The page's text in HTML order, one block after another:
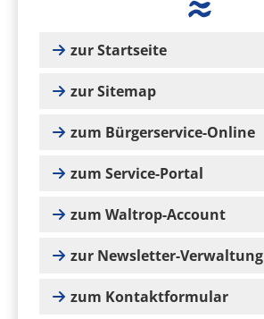
zur Startseite
zur Sitemap
zum Bürgerservice-Online
zum Service-Portal
zum Waltrop-Account
zur Newsletter-Verwaltung
zum Kontaktformular